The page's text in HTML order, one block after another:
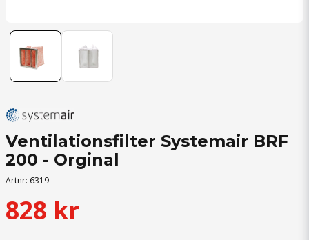
Ventilationsfilter Systemair BRF
200 - Orginal
Artnr: 6319
828 kr